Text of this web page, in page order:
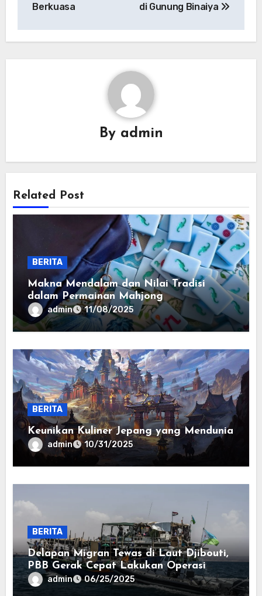
Berkuasa
di Gunung Binaiya
By admin
Related Post
BERITA
Makna Mendalam dan Nilai Tradisi
dalam Permainan Mahjong
admin 11/08/2025
BERITA
Keunikan Kuliner Jepang yang Mendunia
admin 10/31/2025
BERITA
Delapan Migran Tewas di Laut Djibouti,
PBB Gerak Cepat Lakukan Operasi
Penyelamatan
admin 06/25/2025